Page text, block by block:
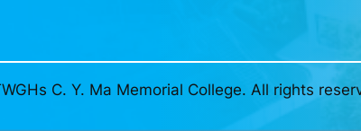
C. Y. Ma Memorial College. All rights